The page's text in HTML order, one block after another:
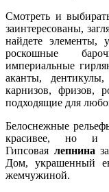
Смотреть и
заинтересованы,
найдете элементы,
роскошные
империальные
аканты,
карнизов, фризов,
подходящие для
Белоснежные
красивее, но и
Гипсовая лепнина
Дом, украшенный
жемчужиной.